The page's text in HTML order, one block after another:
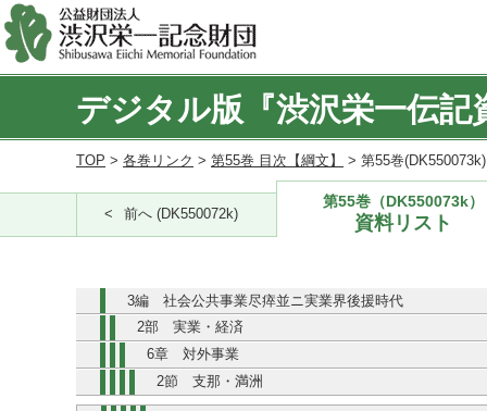
デジタル版『渋沢栄一伝記
TOP > 各巻リンク > 第55巻 目次【綱文】 > 第55巻
前へ (DK550072k)
第55巻（DK550073k）
資料リスト
3編 社会公共事業尽瘁並ニ実業界後援時代
2部 実業・経済
6章 対外事業
2節 支那・満洲